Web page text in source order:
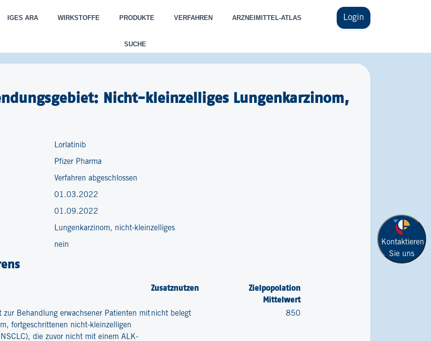
Login
IGES ARA WIRKSTOFFE PRODUKTE VERFAHREN ARZNEIMITTEL-ATLAS
SUCHE
Kontaktieren
Sie uns
Nicht-kleinzelliges Lungenkarzinom,
Lorlatinib
Pfizer Pharma
Verfahren abgeschlossen
01.03.2022
01.09.2022
Lungenkarzinom, nicht-kleinzelliges
nein
Zusatznutzen
Zielpopolation
Mittelwert
Behandlung erwachsener Patienten mit
fortgeschrittenen nicht-kleinzelligen
die zuvor nicht mit einem ALK-
nicht belegt 850